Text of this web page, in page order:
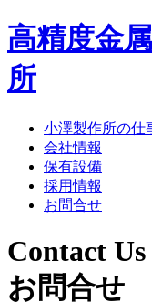
高精度金
所
小澤製作所の仕
会社情報
保有設備
採用情報
お問合せ
Contact Us
お問合せ